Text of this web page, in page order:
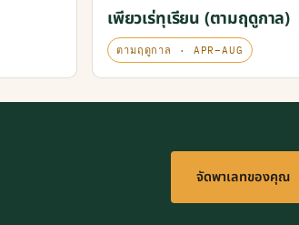
เพียวเร่ทุเรียน (ตามฤดูกาล)
ตามฤดูกาล · APR–AUG
จัดพาเลทของคุณ